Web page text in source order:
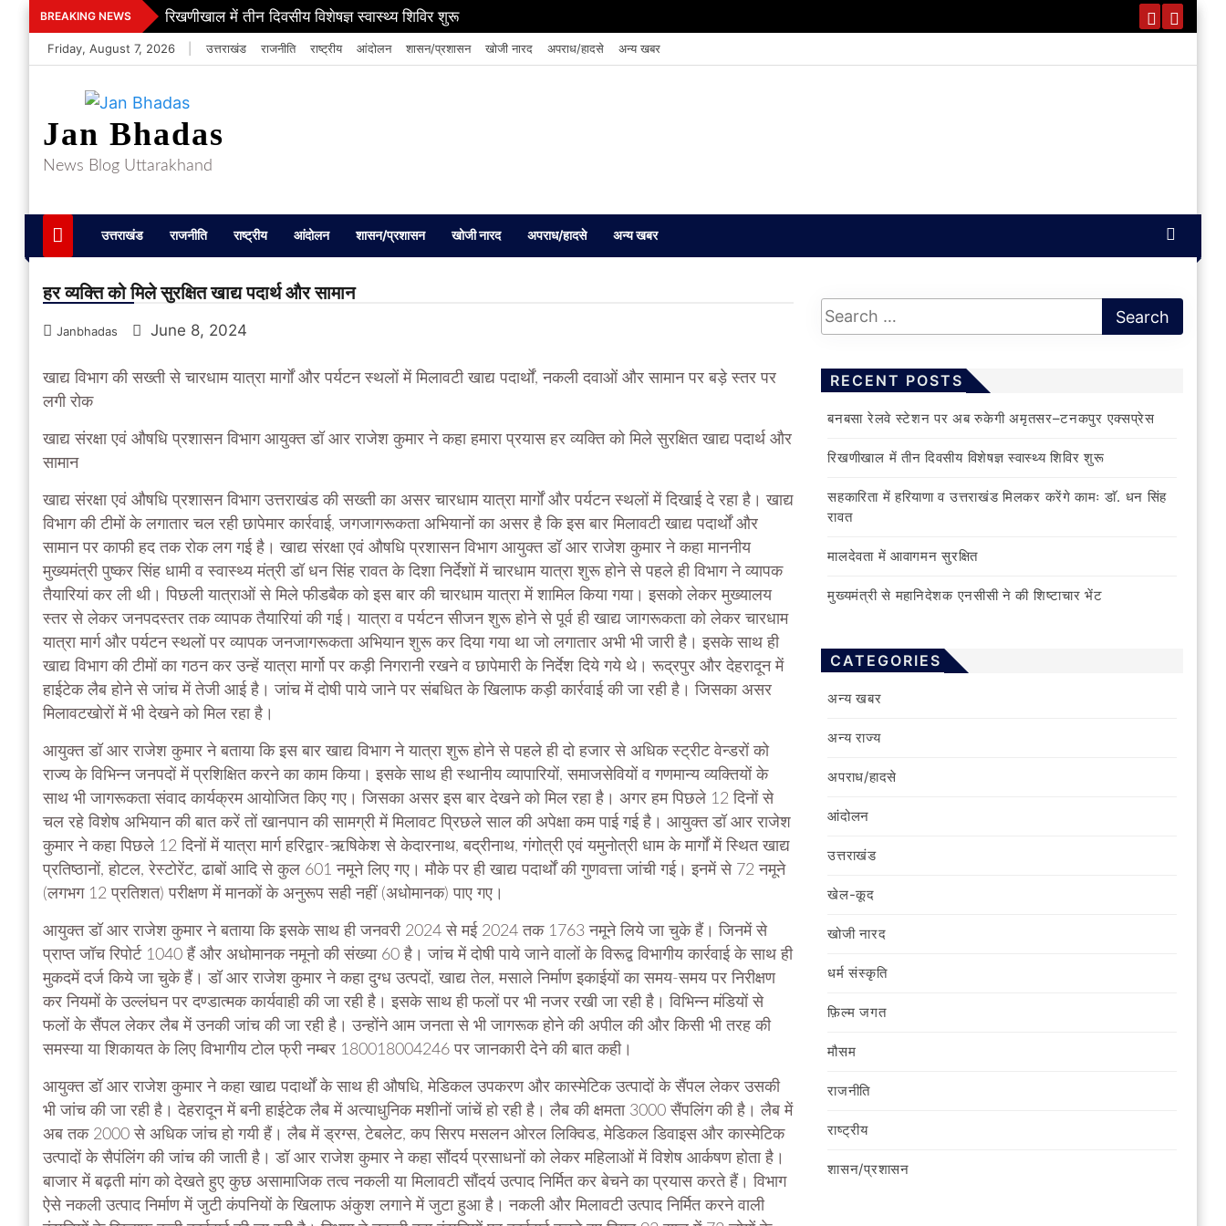
Skip
to
content
BREAKING NEWS रिखणीखाल में तीन दिवसीय विशेषज्ञ स्वास्थ्य शिविर शुरू
Friday, August 7, 2026 उत्तराखंड राजनीति राष्ट्रीय आंदोलन शासन/प्रशासन खोजी नारद अपराध/हादसे अन्य खबर
Jan Bhadas
News Blog Uttarakhand
उत्तराखंड राजनीति राष्ट्रीय आंदोलन शासन/प्रशासन खोजी नारद अपराध/हादसे अन्य खबर
हर व्यक्ति को मिले सुरक्षित खाद्य पदार्थ और सामान
Janbhadas June 8, 2024
खाद्य विभाग की सख्ती से चारधाम यात्रा मार्गों और पर्यटन स्थलों में मिलावटी खाद्य पदार्थों, नकली दवाओं और सामान पर बड़े स्तर पर
लगी रोक
खाद्य संरक्षा एवं औषधि प्रशासन विभाग आयुक्त डॉ आर राजेश कुमार ने कहा हमारा प्रयास हर व्यक्ति को मिले सुरक्षित खाद्य पदार्थ और
सामान
खाद्य संरक्षा एवं औषधि प्रशासन विभाग उत्तराखंड की सख्ती का असर चारधाम यात्रा मार्गों और पर्यटन स्थलों में दिखाई दे रहा है। खाद्य
विभाग की टीमों के लगातार चल रही छापेमार कार्रवाई, जगजागरूकता अभियानों का असर है कि इस बार मिलावटी खाद्य पदार्थों और
सामान पर काफी हद तक रोक लग गई है। खाद्य संरक्षा एवं औषधि प्रशासन विभाग आयुक्त डॉ आर राजेश कुमार ने कहा माननीय
मुख्यमंत्री पुष्कर सिंह धामी व स्वास्थ्य मंत्री डॉ धन सिंह रावत के दिशा निर्देशों में चारधाम यात्रा शुरू होने से पहले ही विभाग ने व्यापक
तैयारियां कर ली थी। पिछली यात्राओं से मिले फीडबैक को इस बार की चारधाम यात्रा में शामिल किया गया। इसको लेकर मुख्यालय
स्तर से लेकर जनपदस्तर तक व्यापक तैयारियां की गई। यात्रा व पर्यटन सीजन शुरू होने से पूर्व ही खाद्य जागरूकता को लेकर चारधाम
यात्रा मार्ग और पर्यटन स्थलों पर व्यापक जनजागरूकता अभियान शुरू कर दिया गया था जो लगातार अभी भी जारी है। इसके साथ ही
खाद्य विभाग की टीमों का गठन कर उन्हें यात्रा मार्गो पर कड़ी निगरानी रखने व छापेमारी के निर्देश दिये गये थे। रूद्रपुर और देहरादून में
हाईटेक लैब होने से जांच में तेजी आई है। जांच में दोषी पाये जाने पर संबधित के खिलाफ कड़ी कार्रवाई की जा रही है। जिसका असर
मिलावटखोरों में भी देखने को मिल रहा है।
आयुक्त डॉ आर राजेश कुमार ने बताया कि इस बार खाद्य विभाग ने यात्रा शुरू होने से पहले ही दो हजार से अधिक स्ट्रीट वेन्डरों को
राज्य के विभिन्न जनपदों में प्रशिक्षित करने का काम किया। इसके साथ ही स्थानीय व्यापारियों, समाजसेवियों व गणमान्य व्यक्तियों के
साथ भी जागरूकता संवाद कार्यक्रम आयोजित किए गए। जिसका असर इस बार देखने को मिल रहा है। अगर हम पिछले 12 दिनों से
चल रहे विशेष अभियान की बात करें तों खानपान की सामग्री में मिलावट प्रिछले साल की अपेक्षा कम पाई गई है। आयुक्त डॉ आर राजेश
कुमार ने कहा पिछले 12 दिनों में यात्रा मार्ग हरिद्वार-ऋषिकेश से केदारनाथ, बद्रीनाथ, गंगोत्री एवं यमुनोत्री धाम के मार्गों में स्थित खाद्य
प्रतिष्ठानों, होटल, रेस्टोरेंट, ढाबों आदि से कुल 601 नमूने लिए गए। मौके पर ही खाद्य पदार्थों की गुणवत्ता जांची गई। इनमें से 72 नमूने
(लगभग 12 प्रतिशत) परीक्षण में मानकों के अनुरूप सही नहीं (अधोमानक) पाए गए।
आयुक्त डॉ आर राजेश कुमार ने बताया कि इसके साथ ही जनवरी 2024 से मई 2024 तक 1763 नमूने लिये जा चुके हैं। जिनमें से
प्राप्त जॉच रिपोर्ट 1040 हैं और अधोमानक नमूनो की संख्या 60 है। जांच में दोषी पाये जाने वालों के विरूद्व विभागीय कार्रवाई के साथ ही
मुकदमें दर्ज किये जा चुके हैं। डॉ आर राजेश कुमार ने कहा दुग्ध उत्पदों, खाद्य तेल, मसाले निर्माण इकाईयों का समय-समय पर निरीक्षण
कर नियमों के उल्लंघन पर दण्डात्मक कार्यवाही की जा रही है। इसके साथ ही फलों पर भी नजर रखी जा रही है। विभिन्न मंडियों से
फलों के सैंपल लेकर लैब में उनकी जांच की जा रही है। उन्होंने आम जनता से भी जागरूक होने की अपील की और किसी भी तरह की
समस्या या शिकायत के लिए विभागीय टोल फ्री नम्बर 180018004246 पर जानकारी देने की बात कही।
आयुक्त डॉ आर राजेश कुमार ने कहा खाद्य पदार्थों के साथ ही औषधि, मेडिकल उपकरण और कास्मेटिक उत्पादों के सैंपल लेकर उसकी
भी जांच की जा रही है। देहरादून में बनी हाईटेक लैब में अत्याधुनिक मशीनों जांचें हो रही है। लैब की क्षमता 3000 सैंपलिंग की है। लैब में
अब तक 2000 से अधिक जांच हो गयी हैं। लैब में ड्रग्स, टेबलेट, कप सिरप मसलन ओरल लिक्विड, मेडिकल डिवाइस और कास्मेटिक
उत्पादों के सैपंलिंग की जांच की जाती है। डॉ आर राजेश कुमार ने कहा सौंदर्य प्रसाधनों को लेकर महिलाओं में विशेष आर्कषण होता है।
बाजार में बढ़ती मांग को देखते हुए कुछ असामाजिक तत्व नकली या मिलावटी सौंदर्य उत्पाद निर्मित कर बेचने का प्रयास करते हैं। विभाग
ऐसे नकली उत्पाद निर्माण में जुटी कंपनियों के खिलाफ अंकुश लगाने में जुटा हुआ है। नकली और मिलावटी उत्पाद निर्मित करने वाली
RECENT POSTS
बनबसा रेलवे स्टेशन पर अब रुकेगी अमृतसर–टनकपुर एक्सप्रेस
रिखणीखाल में तीन दिवसीय विशेषज्ञ स्वास्थ्य शिविर शुरू
सहकारिता में हरियाणा व उत्तराखंड मिलकर करेंगे कामः डाॅ. धन सिंह
रावत
मालदेवता में आवागमन सुरक्षित
मुख्यमंत्री से महानिदेशक एनसीसी ने की शिष्टाचार भेंट
CATEGORIES
अन्य खबर
अन्य राज्य
अपराध/हादसे
आंदोलन
उत्तराखंड
खेल-कूद
खोजी नारद
धर्म संस्कृति
फ़िल्‍म जगत
मौसम
राजनीति
राष्ट्रीय
शासन/प्रशासन